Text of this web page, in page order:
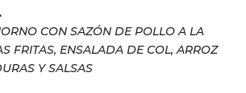
CON SAZÓN DE POLLO A LA
FRITAS, ENSALADA DE COL, ARROZ
Y SALSAS